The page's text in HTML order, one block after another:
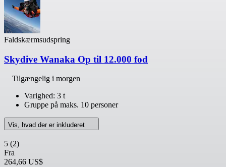
Faldskærmsudspring
Skydive Wanaka Op til 12.000 fod
Tilgængelig i morgen
Varighed: 3 t
Gruppe på maks. 10 personer
Vis, hvad der er inkluderet
5 (2)
Fra
264,66 US$